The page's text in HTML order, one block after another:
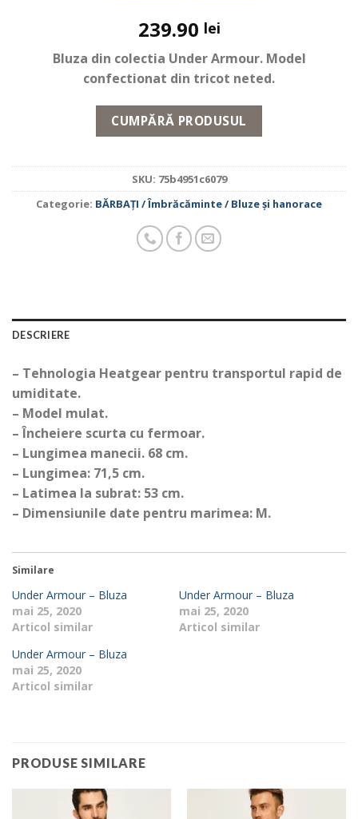
239.90 lei
Bluza din colectia Under Armour. Model
confectionat din tricot neted.
CUMPĂRĂ PRODUSUL
SKU: 75b4951c6079
Categorie: BĂRBAŢI / Îmbrăcăminte / Bluze și hanorace
DESCRIERE
– Tehnologia Heatgear pentru transportul rapid de
umiditate.
– Model mulat.
– Încheiere scurta cu fermoar.
– Lungimea manecii. 68 cm.
– Lungimea: 71,5 cm.
– Latimea la subrat: 53 cm.
– Dimensiunile date pentru marimea: M.
Similare
Under Armour – Bluza
mai 25, 2020
Articol similar
Under Armour – Bluza
mai 25, 2020
Articol similar
Under Armour – Bluza
mai 25, 2020
Articol similar
PRODUSE SIMILARE